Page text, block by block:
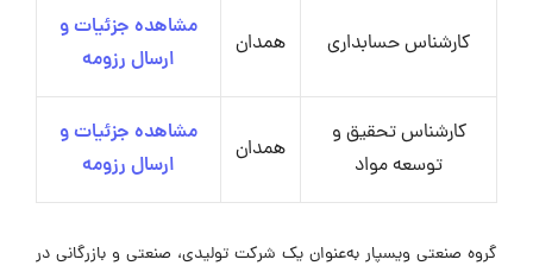
کارشناس حسابداری همدان
مشاهده جزئیات و
ارسال رزومه
کارشناس تحقیق و
توسعه مواد
همدان
مشاهده جزئیات و
ارسال رزومه
گروه صنعتی ویسپار به‌عنوان یک شرکت تولیدی، صنعتی و بازرگانی در